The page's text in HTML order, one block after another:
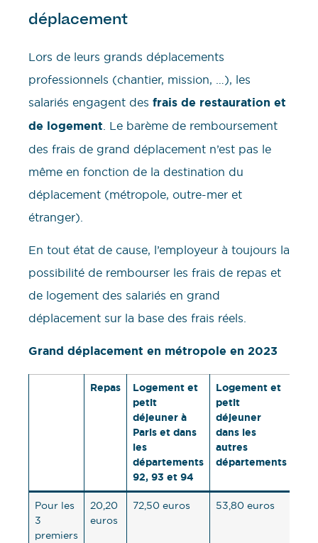
déplacement
Lors de leurs grands déplacements
professionnels (chantier, mission, …), les
salariés engagent des frais de restauration et
de logement . Le barème de remboursement
des frais de grand déplacement n’est pas le
même en fonction de la destination du
déplacement (métropole, outre-mer et
étranger).
En tout état de cause, l’employeur à toujours la
possibilité de rembourser les frais de repas et
de logement des salariés en grand
déplacement sur la base des frais réels.
Grand déplacement en métropole en 2023
Repas
Logement et
petit
déjeuner à
Paris et dans
les
départements
92, 93 et 94
Logement et
petit
déjeuner
dans les
autres
départements
Pour les
3
premiers
20,20
euros
72,50 euros 53,80 euros